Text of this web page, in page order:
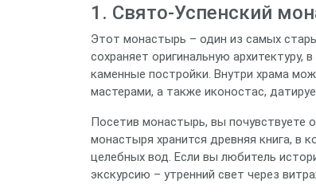
1. Свято‑Успенский
Этот монастырь – один из самых
сохраняет оригинальную
каменные постройки. Внутри храма
мастерами, а также иконостас,
Посетив монастырь, вы почувствуете
монастыря хранится древняя книга,
целебных вод. Если вы любитель
экскурсию – утренний свет через